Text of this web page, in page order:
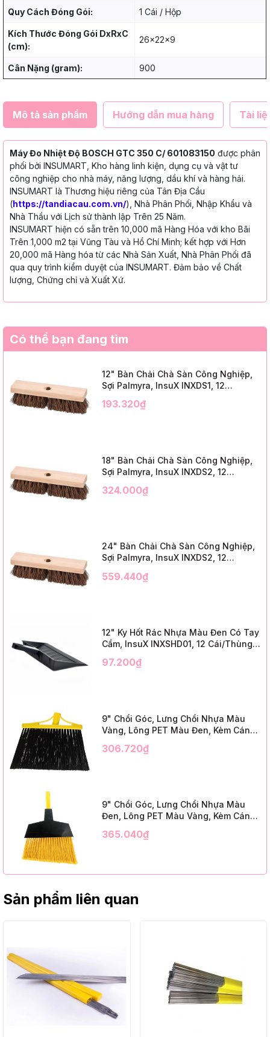
Quy Cách Đóng Gói: 1 Cái / Hộp
Kích Thước Đóng Gói DxRxC
(cm):
26x22x9
Cân Nặng (gram): 900
Mô tả sản phẩm Hướng dẫn mua hàng Tài
Máy Đo Nhiệt Độ BOSCH GTC 350 C/ 601083150 được phân
phối bởi INSUMART, Kho hàng linh kiện, dụng cụ và vật tư
công nghiệp cho nhà máy, năng lượng, dầu khí và hàng hải.
INSUMART là Thương hiệu riêng của Tân Địa Cầu
(https://tandiacau.com.vn/), Nhà Phân Phối, Nhập Khẩu và
Nhà Thầu với Lịch sử thành lập Trên 25 Năm.
INSUMART hiện có sẵn trên 10,000 mã Hàng Hóa với kho Bãi
Trên 1,000 m2 tại Vũng Tàu và Hồ Chí Minh; kết hợp với Hơn
20,000 mã Hàng hóa từ các Nhà Sản Xuất, Nhà Phân Phối đã
qua quy trình kiểm duyệt của INSUMART. Đảm bảo về Chất
lượng, Chứng chỉ và Xuất Xứ.
Có thể bạn đang tìm
12" Bàn Chải Chà Sàn Công Nghiệp,
Sợi Palmyra, InsuX INXDS1, 12
Trim)
193.320₫
18" Bàn Chải Chà Sàn Công Nghiệp,
Sợi Palmyra, InsuX INXDS2, 12
Trim)
324.000₫
24" Bàn Chải Chà Sàn Công Nghiệp,
Sợi Palmyra, InsuX INXDS2, 12
3" Trim)
559.440₫
12" Ky Hốt Rác Nhựa Màu Đen Có Tay
Cầm, InsuX INXSHD01, 12 Cái/Thùng,
Black Plastic)
97.200₫
9" Chổi Góc, Lưng Chổi Nhựa Màu
Vàng, Lông PET Màu Đen, Kèm Cán
12 Bộ/Thùng (9" Angle Broom, Yellow
306.720₫
9" Chổi Góc, Lưng Chổi Nhựa Màu
Đen, Lông PET Màu Vàng, Kèm Cán
12 Bộ/Thùng (9" Angle Broom, Black
365.040₫
Sản phẩm liên quan